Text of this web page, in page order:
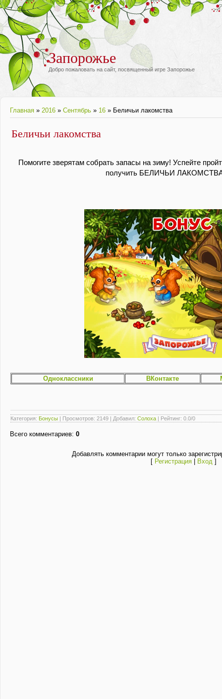
Запорожье
Добро пожаловать на сайт, посвященный игре Запорожье
Главная » 2016 » Сентябрь » 16 » Беличьи лакомства
Беличьи лакомства
Помогите зверятам собрать запасы на зиму! Успейте
получить БЕЛИЧЬИ ЛАКОМСТВА
Одноклассники ВКонтакте
Категория: Бонусы | Просмотров: 2149 | Добавил: Солоха | Рейтинг: 0.0/0
Всего комментариев: 0
Добавлять комментарии могут только
[ Регистрация| Вход]